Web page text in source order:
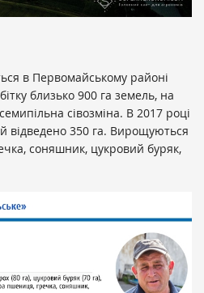
в Первомайському районі
близько 900 га земель, на
сівозміна. В 2017 році
відведено 350 га. Вирощуються
соняшник, цукровий буряк,